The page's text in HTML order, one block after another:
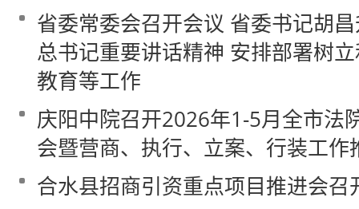
省委常委会召开会议 省委书记胡
总书记重要讲话精神 安排部署树
教育等工作
庆阳中院召开2026年1-5月全市法
会暨营商、执行、立案、行装工作
合水县招商引资重点项目推进会召